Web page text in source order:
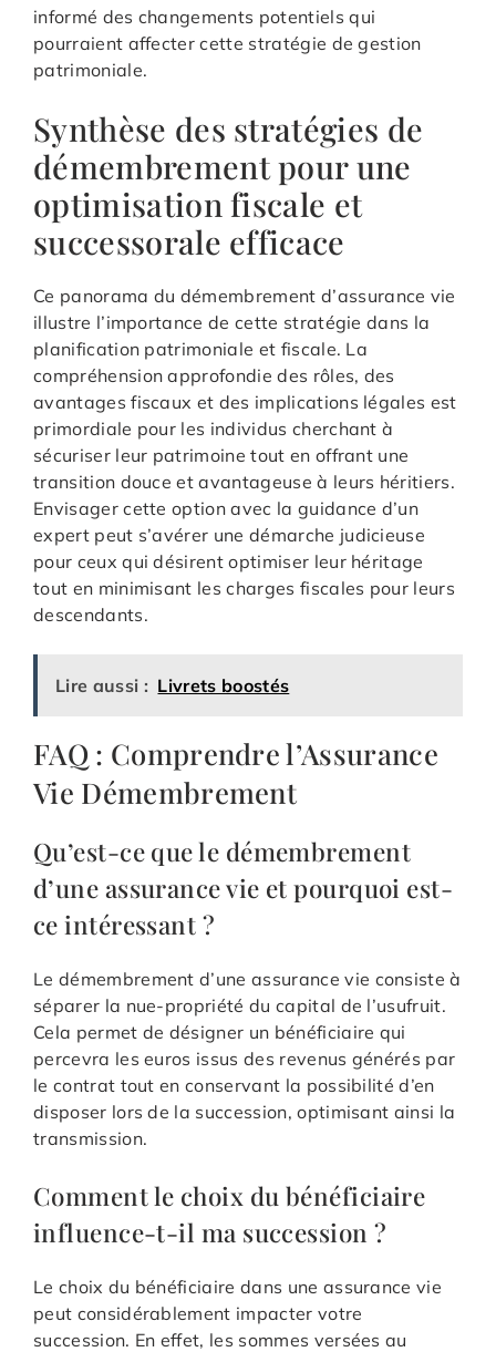
informé des changements potentiels qui
pourraient affecter cette stratégie de gestion
patrimoniale.
Synthèse des stratégies de
démembrement pour une
optimisation fiscale et
successorale efficace
Ce panorama du démembrement d’assurance vie
illustre l’importance de cette stratégie dans la
planification patrimoniale et fiscale. La
compréhension approfondie des rôles, des
avantages fiscaux et des implications légales est
primordiale pour les individus cherchant à
sécuriser leur patrimoine tout en offrant une
transition douce et avantageuse à leurs héritiers.
Envisager cette option avec la guidance d’un
expert peut s’avérer une démarche judicieuse
pour ceux qui désirent optimiser leur héritage
tout en minimisant les charges fiscales pour leurs
descendants.
Lire aussi : Livrets boostés
FAQ : Comprendre l’Assurance
Vie Démembrement
Qu’est-ce que le démembrement
d’une assurance vie et pourquoi est-
ce intéressant ?
Le démembrement d’une assurance vie consiste à
séparer la nue-propriété du capital de l’usufruit.
Cela permet de désigner un bénéficiaire qui
percevra les euros issus des revenus générés par
le contrat tout en conservant la possibilité d’en
disposer lors de la succession, optimisant ainsi la
transmission.
Comment le choix du bénéficiaire
influence-t-il ma succession ?
Le choix du bénéficiaire dans une assurance vie
peut considérablement impacter votre
succession. En effet, les sommes versées au